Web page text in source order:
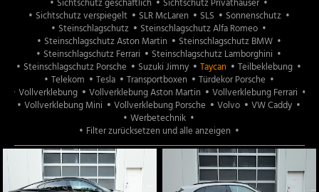
Sichtschutz geschäftlich
Sichtschutz Privathäuser
Sichtschutz verspiegelt
SLR McLaren SLS
Sonnenschutz
Steinschlagschutz
Steinschlagschutz Alfa Romeo
Steinschlagschutz Aston Martin
Steinschlagschutz BMW
Steinschlagschutz Ferrari
Steinschlagschutz Lamborghini
Steinschlagschutz Porsche
Suzuki Jimny Taycan
Teilbeklebung
Telekom
Tesla Transportboxen
Türdekor Porsche
Vollverklebung
Vollverklebung Aston Martin
Vollverklebung Ferrari
Vollverklebung Mini
Vollverklebung Porsche Volvo
VW Caddy
Werbetechnik
Filter zurücksetzen und alle anzeigen